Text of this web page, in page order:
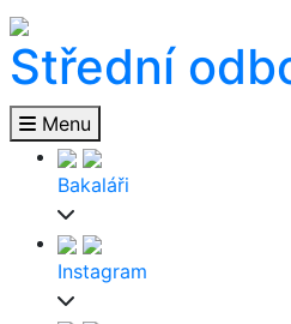
Střední
Menu
Bakaláři
Instagram